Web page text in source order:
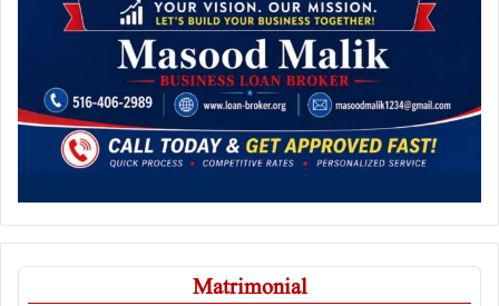
Matrimonial